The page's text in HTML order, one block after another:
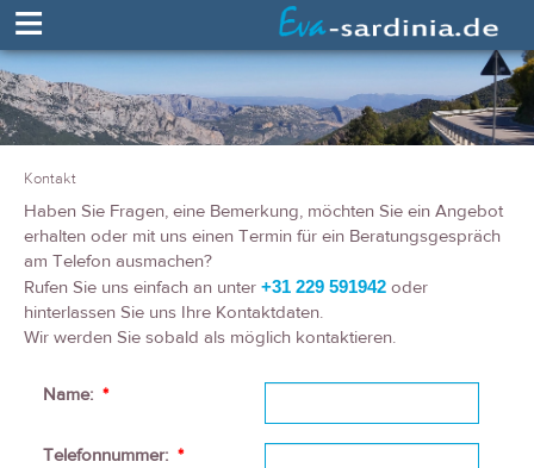
≡
Kontakt
Haben Sie Fragen, eine Bemerkung, möchten Sie ein Angebot
erhalten oder mit uns einen Termin für ein Beratungsgespräch
am Telefon ausmachen?
Rufen Sie uns einfach an unter +31 229 591942 oder
hinterlassen Sie uns Ihre Kontaktdaten.
Wir werden Sie sobald als möglich kontaktieren.
Name: *
Telefonnummer: *